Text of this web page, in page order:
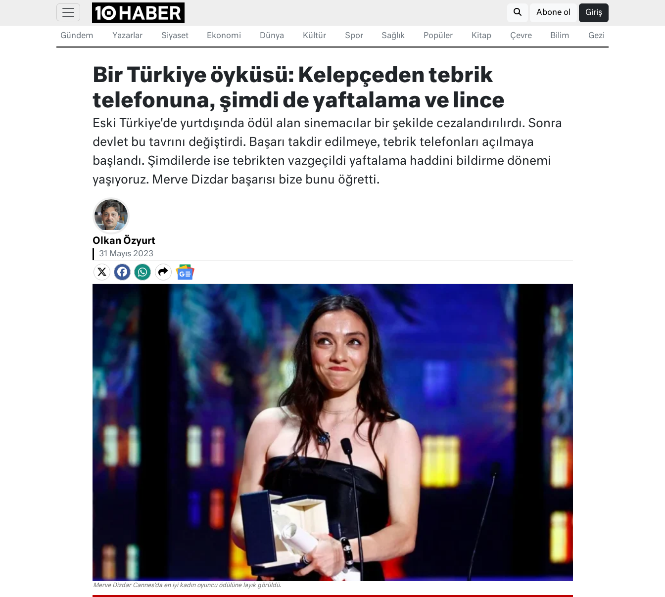
Abone ol Giriş
Gündem Yazarlar Siyaset Ekonomi Dünya Kültür Spor Sağlık Popüler Kitap Çevre Bilim Gezi
Bir Türkiye öyküsü: Kelepçeden tebrik
telefonuna, şimdi de yaftalama ve lince
Eski Türkiye'de yurtdışında ödül alan sinemacılar bir şekilde cezalandırılırdı. Sonra
devlet bu tavrını değiştirdi. Başarı takdir edilmeye, tebrik telefonları açılmaya
başlandı. Şimdilerde ise tebrikten vazgeçildi yaftalama haddini bildirme dönemi
yaşıyoruz. Merve Dizdar başarısı bize bunu öğretti.
Olkan Özyurt
31 Mayıs 2023
Merve Dizdar Cannes'da en iyi kadın oyuncu ödülüne layık görüldü.